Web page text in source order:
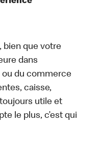
bien que votre
dans
ou du commerce
caisse,
utile et
le plus, c’est qui